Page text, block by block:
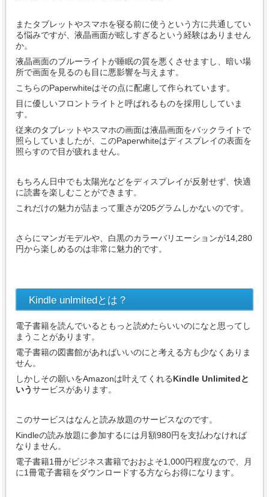
またタブレットやスマホを寝る前に使うという方に共通してい
る悩みですが、液晶画面が眩しすぎるという経験はありません
か。
液晶画面のブルーライトが睡眠の質を悪くさせますし、暗い場
所で画面を見るのも目に悪影響を与えます。
こちらのPaperwhiteはその点に配慮して作られています。
目に優しいフロントライトと呼ばれるものを採用ししていま
す。
従来のタブレットやスマホの画面は液晶画面をバックライトで
照らしていましたが、このPaperwhiteはディスプレイの表面を
照らすので目が疲れません。
もちろん日中でも太陽光などをディスプレイが反射せず、快適
に読書を楽しむことができます。
これだけの魅力が詰まって重さが205グラムしかないのです。
さらにマンガモデルや、白黒のカラーバリエーションが14,280
円から楽しめるのは非常に魅力的です。
Kindle unlmitedとは？
電子書籍を読んでいるともっと読めたらいいのになと思ってし
まうことがあります。
電子書籍の図書館があればいいのにと考える方も少なくありま
せん。
しかしその願いをAmazonは叶えてくれるKindle Unlimitedと
いうサービスがあります。
このサービスはなんと読み放題のサービスなのです。
Kindleの読み放題に参加するには月額980円を支払わなければ
なりません。
電子書籍1冊がビジネス書籍でおおよそ1,000円程度なので、月
に1冊電子書籍をダウンロードする方ならお得になります。